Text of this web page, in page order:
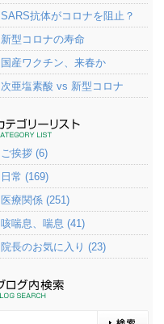
SARS抗体がコロナを阻止？
新型コロナの寿命
国産ワクチン、来春か
次亜塩素酸 vs 新型コロナ
ご挨拶 (6)
日常 (169)
医療関係 (251)
咳喘息、喘息 (41)
院長のお気に入り (23)